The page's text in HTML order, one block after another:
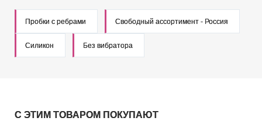
Пробки с ребрами Свободный ассортимент - Россия
Силикон Без вибратора
С ЭТИМ ТОВАРОМ ПОКУПАЮТ